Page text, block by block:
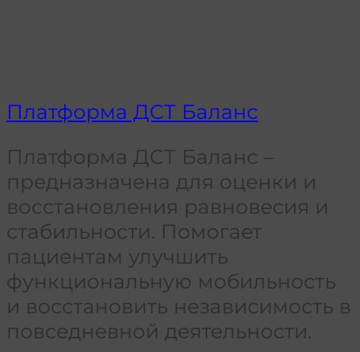
Платформа ДСТ Баланс
Платформа ДСТ Баланс –
предназначена для оценки и
восстановления равновесия и
стабильности. Помогает
пациентам улучшить
функциональную мобильность
и восстановить независимость в
повседневной деятельности.